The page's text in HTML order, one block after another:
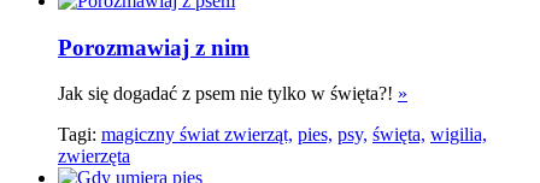
Porozmawiaj z nim
Jak się dogadać z psem nie tylko w święta?! »
Tagi: magiczny świat zwierząt, pies, psy, święta, wigilia,
zwierzęta